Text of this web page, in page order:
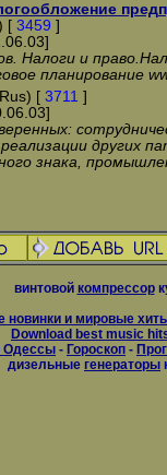
[ 3459 ]
Налоги и
планирование
[ 3711 ]
других
знака,
винтовой компрессор
и мировые
Download best music
Одессы - Гороскоп -
дизельные генераторы